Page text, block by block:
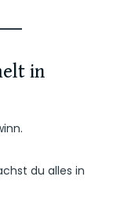
in
du alles in